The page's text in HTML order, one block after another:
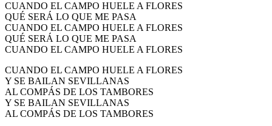
CUANDO EL CAMPO HUELE A FLORES
QUÉ SERÁ LO QUE ME PASA
CUANDO EL CAMPO HUELE A FLORES
QUÉ SERÁ LO QUE ME PASA
CUANDO EL CAMPO HUELE A FLORES
CUANDO EL CAMPO HUELE A FLORES
Y SE BAILAN SEVILLANAS
AL COMPÁS DE LOS TAMBORES
Y SE BAILAN SEVILLANAS
AL COMPÁS DE LOS TAMBORES
Historia de la Virgen del Rocío
¿Cuándo es la romería del Rocío?
¿Cuándo se construyó la primera ermita?
El traslado cada siete años
¿Cuales son los actos principales que se celebran en el